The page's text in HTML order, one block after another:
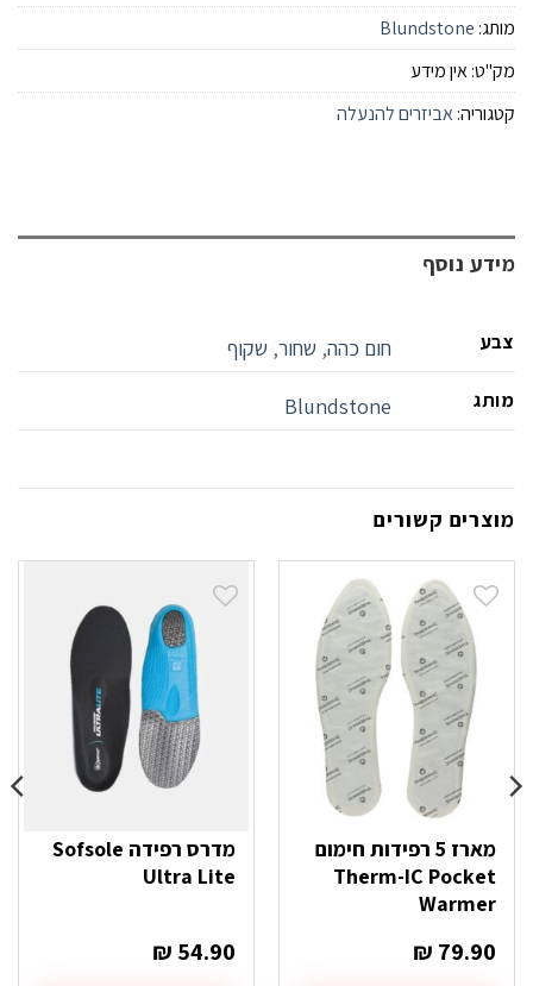
מותג: Blundstone
מק"ט:אין מידע
קטגוריה:אביזרים להנעלה
מידע נוסף
צבע חום כהה, שחור, שקוף
מותג Blundstone
מוצרים קשורים
מארז 5 רפידות חימום
Therm-IC Pocket
Warmer
₪ 79.90
מדרס רפידה Sofsole
Ultra Lite
₪ 54.90